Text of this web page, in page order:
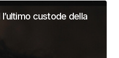
l’ultimo custode della